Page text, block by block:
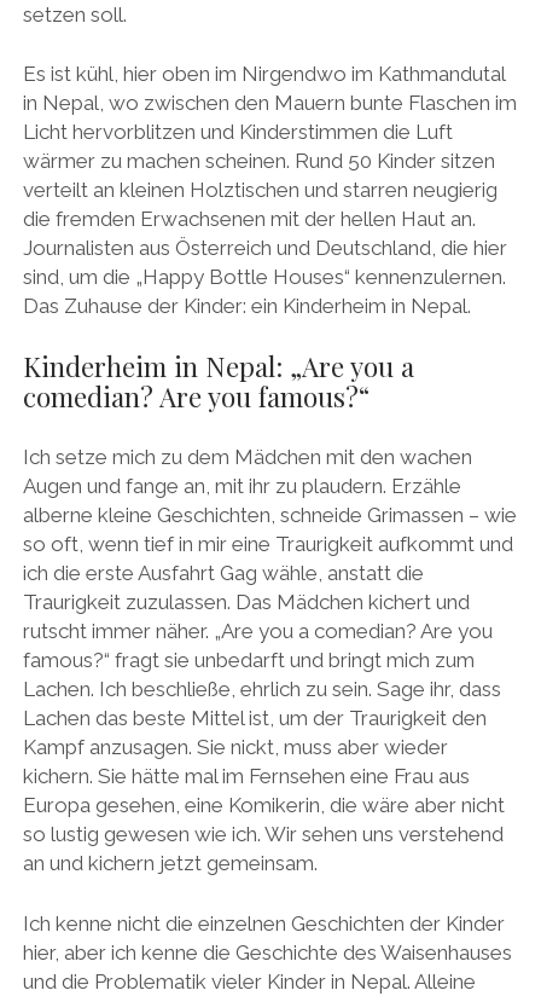
setzen soll.
Es ist kühl, hier oben im Nirgendwo im Kathmandutal
in Nepal, wo zwischen den Mauern bunte Flaschen im
Licht hervorblitzen und Kinderstimmen die Luft
wärmer zu machen scheinen. Rund 50 Kinder sitzen
verteilt an kleinen Holztischen und starren neugierig
die fremden Erwachsenen mit der hellen Haut an.
Journalisten aus Österreich und Deutschland, die hier
sind, um die „Happy Bottle Houses“ kennenzulernen.
Das Zuhause der Kinder: ein Kinderheim in Nepal.
Kinderheim in Nepal: „Are you a
comedian? Are you famous?“
Ich setze mich zu dem Mädchen mit den wachen
Augen und fange an, mit ihr zu plaudern. Erzähle
alberne kleine Geschichten, schneide Grimassen – wie
so oft, wenn tief in mir eine Traurigkeit aufkommt und
ich die erste Ausfahrt Gag wähle, anstatt die
Traurigkeit zuzulassen. Das Mädchen kichert und
rutscht immer näher. „Are you a comedian? Are you
famous?“ fragt sie unbedarft und bringt mich zum
Lachen. Ich beschließe, ehrlich zu sein. Sage ihr, dass
Lachen das beste Mittel ist, um der Traurigkeit den
Kampf anzusagen. Sie nickt, muss aber wieder
kichern. Sie hätte mal im Fernsehen eine Frau aus
Europa gesehen, eine Komikerin, die wäre aber nicht
so lustig gewesen wie ich. Wir sehen uns verstehend
an und kichern jetzt gemeinsam.
Ich kenne nicht die einzelnen Geschichten der Kinder
hier, aber ich kenne die Geschichte des Waisenhauses
und die Problematik vieler Kinder in Nepal. Alleine